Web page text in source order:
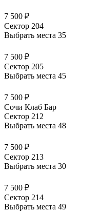
7 500 ₽
Сектор 204
Выбрать места 35
7 500 ₽
Сектор 205
Выбрать места 45
7 500 ₽
Сочи Клаб Бар
Сектор 212
Выбрать места 48
7 500 ₽
Сектор 213
Выбрать места 30
7 500 ₽
Сектор 214
Выбрать места 49